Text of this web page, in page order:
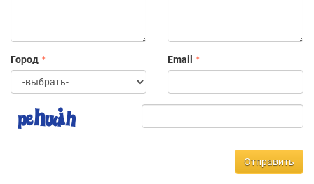
Город Email
Отправить